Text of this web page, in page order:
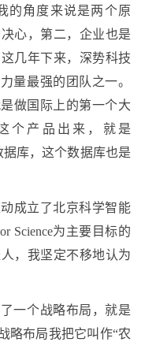
角度来说是两个原
心，第二，企业也是
几年下来，深势科技
量最强的团队之一。
做国际上的第一个大
个产品出来，就是
库，这个数据库也是
成立了北京科学智能
Science为主要目标的
，我坚定不移地认为
一个战略布局，就是
略布局我把它叫作“农